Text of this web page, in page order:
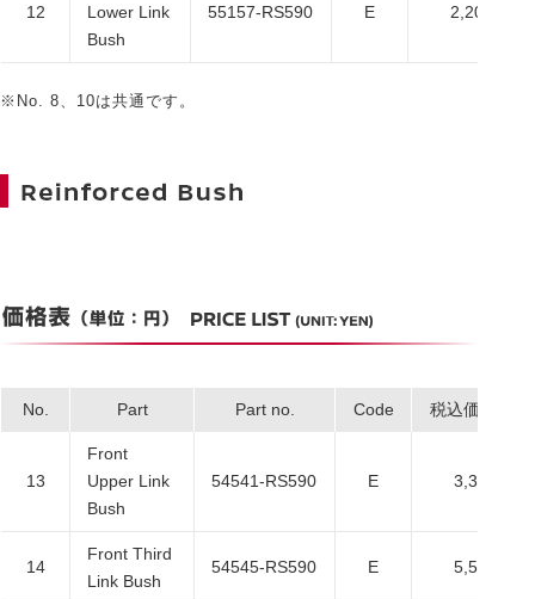
12
Lower Link
Bush
55157-RS590 E 2,200
※No. 8、10は共通です。
No. Part Part no. Code 税込価格
13
Front
Upper Link
Bush
54541-RS590 E 3,300
14
Front Third
Link Bush
54545-RS590 E 5,500